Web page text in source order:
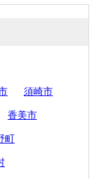
須崎市
香美市
町